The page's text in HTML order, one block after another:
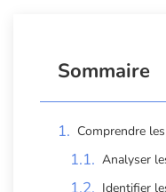
Sommaire
Comprendre
Analyser
Identifier